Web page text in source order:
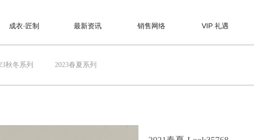
成衣·匠制 最新资讯 销售网络 VIP 礼遇
秋冬系列 2023春夏系列